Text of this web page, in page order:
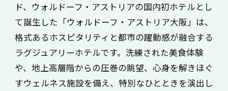
ド、ウォルドーフ・アストリアの国内初ホテルとし
て誕生した「ウォルドーフ・アストリア大阪」は、
格式あるホスピタリティと都市の躍動感が融合する
ラグジュアリーホテルです。洗練された美食体験
や、地上高層階からの圧巻の眺望、心身を解きほぐ
すウェルネス施設を備え、特別なひとときを演出し